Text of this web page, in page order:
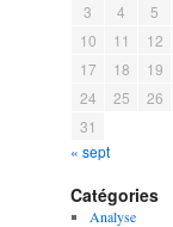
« sept
3
4 5
10
11 12
17
18 19
24
25 26
31
Catégories
Analyse